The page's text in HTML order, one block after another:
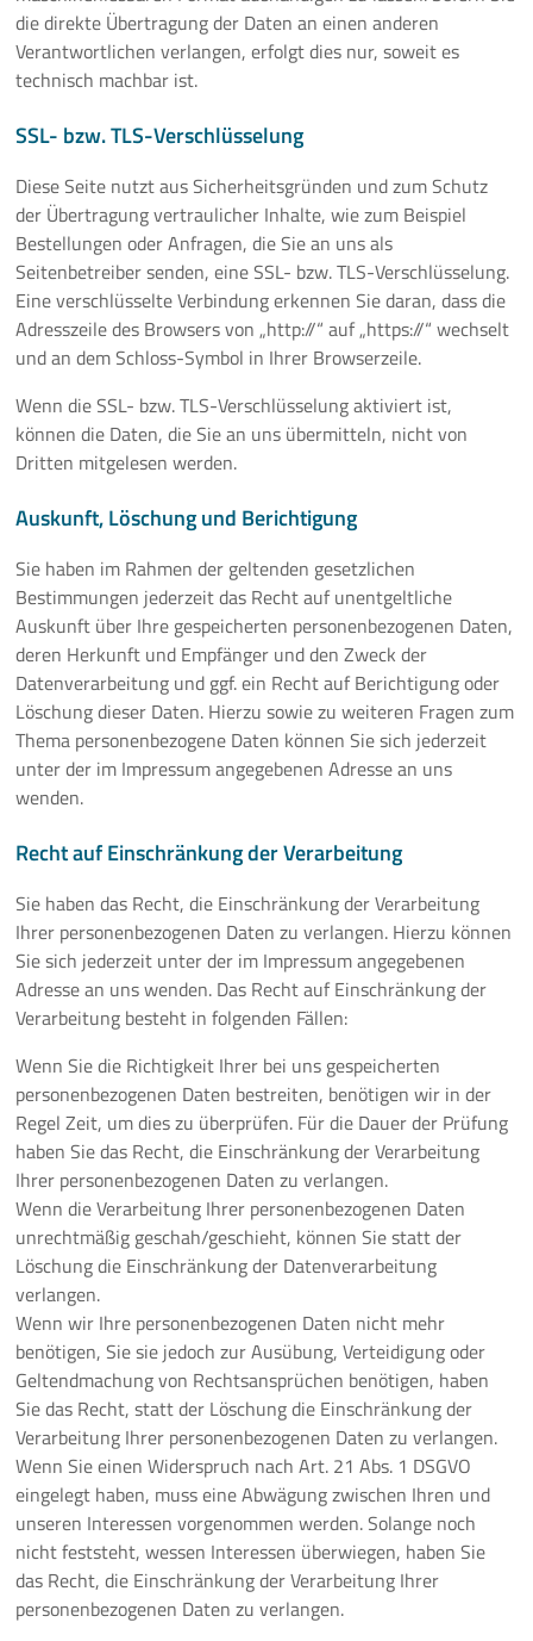
die direkte Übertragung der Daten an einen anderen
Verantwortlichen verlangen, erfolgt dies nur, soweit es
technisch machbar ist.
SSL- bzw. TLS-Verschlüsselung
Diese Seite nutzt aus Sicherheitsgründen und zum Schutz
der Übertragung vertraulicher Inhalte, wie zum Beispiel
Bestellungen oder Anfragen, die Sie an uns als
Seitenbetreiber senden, eine SSL- bzw. TLS-Verschlüsselung.
Eine verschlüsselte Verbindung erkennen Sie daran, dass die
Adresszeile des Browsers von „http://“ auf „https://“ wechselt
und an dem Schloss-Symbol in Ihrer Browserzeile.
Wenn die SSL- bzw. TLS-Verschlüsselung aktiviert ist,
können die Daten, die Sie an uns übermitteln, nicht von
Dritten mitgelesen werden.
Auskunft, Löschung und Berichtigung
Sie haben im Rahmen der geltenden gesetzlichen
Bestimmungen jederzeit das Recht auf unentgeltliche
Auskunft über Ihre gespeicherten personenbezogenen Daten,
deren Herkunft und Empfänger und den Zweck der
Datenverarbeitung und ggf. ein Recht auf Berichtigung oder
Löschung dieser Daten. Hierzu sowie zu weiteren Fragen zum
Thema personenbezogene Daten können Sie sich jederzeit
unter der im Impressum angegebenen Adresse an uns
wenden.
Recht auf Einschränkung der Verarbeitung
Sie haben das Recht, die Einschränkung der Verarbeitung
Ihrer personenbezogenen Daten zu verlangen. Hierzu können
Sie sich jederzeit unter der im Impressum angegebenen
Adresse an uns wenden. Das Recht auf Einschränkung der
Verarbeitung besteht in folgenden Fällen:
Wenn Sie die Richtigkeit Ihrer bei uns gespeicherten
personenbezogenen Daten bestreiten, benötigen wir in der
Regel Zeit, um dies zu überprüfen. Für die Dauer der Prüfung
haben Sie das Recht, die Einschränkung der Verarbeitung
Ihrer personenbezogenen Daten zu verlangen.
Wenn die Verarbeitung Ihrer personenbezogenen Daten
unrechtmäßig geschah/geschieht, können Sie statt der
Löschung die Einschränkung der Datenverarbeitung
verlangen.
Wenn wir Ihre personenbezogenen Daten nicht mehr
benötigen, Sie sie jedoch zur Ausübung, Verteidigung oder
Geltendmachung von Rechtsansprüchen benötigen, haben
Sie das Recht, statt der Löschung die Einschränkung der
Verarbeitung Ihrer personenbezogenen Daten zu verlangen.
Wenn Sie einen Widerspruch nach Art. 21 Abs. 1 DSGVO
eingelegt haben, muss eine Abwägung zwischen Ihren und
unseren Interessen vorgenommen werden. Solange noch
nicht feststeht, wessen Interessen überwiegen, haben Sie
das Recht, die Einschränkung der Verarbeitung Ihrer
personenbezogenen Daten zu verlangen.